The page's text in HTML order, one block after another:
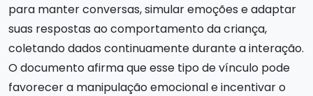
para manter conversas, simular emoções e adaptar
suas respostas ao comportamento da criança,
coletando dados continuamente durante a interação.
O documento afirma que esse tipo de vínculo pode
favorecer a manipulação emocional e incentivar o